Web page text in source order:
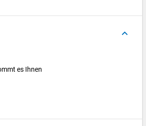
keyboard_arrow_up
es Ihnen